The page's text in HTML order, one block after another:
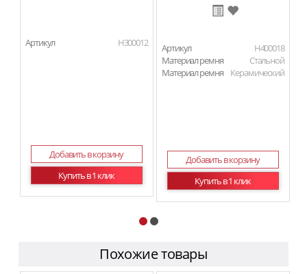
Артикул H300012
Добавить в корзину
Купить в 1 клик
Артикул
H400018
Материал ремня
Стальной
Материал ремня
Керамический
Добавить в корзину
Купить в 1 клик
Похожие товары